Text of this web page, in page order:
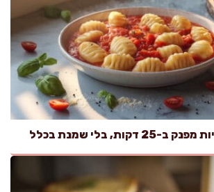
דקות, בלי שמנת בכלל